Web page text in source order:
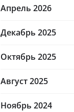
Апрель 2026
Декабрь 2025
Октябрь 2025
Август 2025
Ноябрь 2024